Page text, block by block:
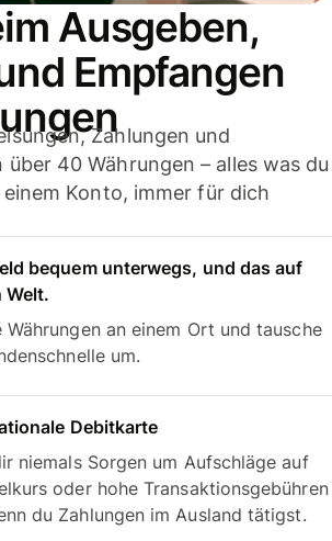
Ausgeben,
Empfangen
Zahlungen und
über 40 Währungen – alles was du
Konto, immer für dich
bequem unterwegs, und das auf
Welt.
Währungen an einem Ort und tausche
um.
Debitkarte
niemals Sorgen um Aufschläge auf
oder hohe Transaktionsgebühren
du Zahlungen im Ausland tätigst.